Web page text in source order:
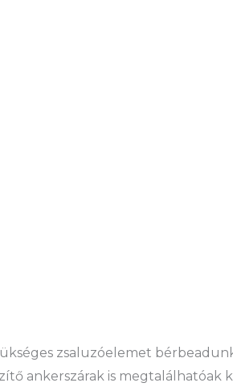
zsaluzóelemet
ankerszárak is megtalálhatóak